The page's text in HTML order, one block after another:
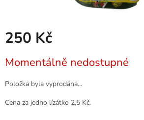
250 Kč
cena:
Momentálně nedostupné
Položka byla vyprodána…
Cena za jedno lízátko 2,5 Kč.